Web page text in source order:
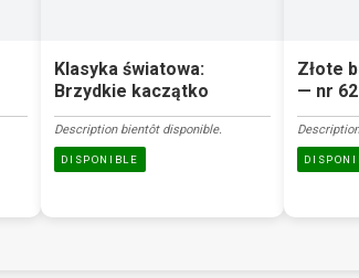
Klasyka światowa:
Brzydkie kaczątko
Description bientôt disponible.
DISPONIBLE
Złote
— nr 62